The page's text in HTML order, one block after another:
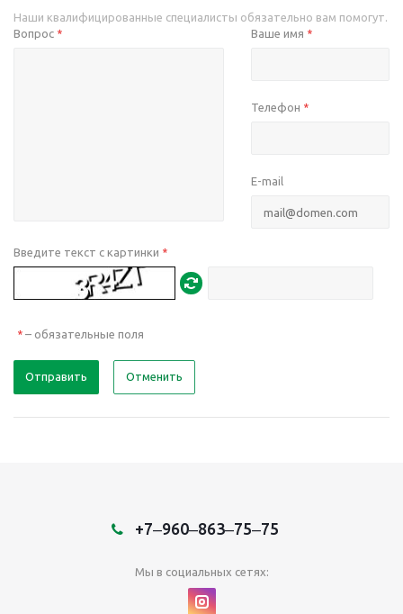
Наши квалифицированные специалисты обязательно вам помогут.
Вопрос * Ваше имя *
Телефон *
E-mail
Введите текст с картинки *
* – обязательные поля
Отправить Отменить
+7‒960‒863‒75‒75
Мы в социальных сетях: